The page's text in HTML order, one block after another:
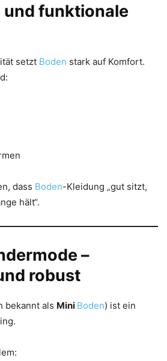
und funktionale
setzt Boden stark auf Komfort.
dass Boden-Kleidung „gut sitzt,
hält“.
–
robust
bekannt als Mini Boden) ist ein